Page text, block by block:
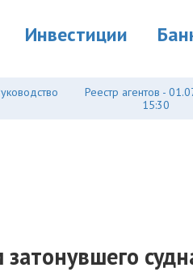
Инвестиции
Реестр агентов -
15:30
затонувшего